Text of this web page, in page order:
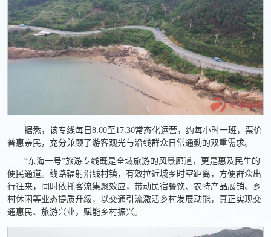
据悉，该专线每日8:00至17:30常态化运营，约每小时一班，票价
普惠亲民，充分兼顾了游客观光与沿线群众日常通勤的双重需求。
“东海一号”旅游专线既是全域旅游的风景廊道，更是惠及民生的
便民通道。线路辐射沿线村镇，有效拉近城乡时空距离，方便群众出
行往来，同时依托客流集聚效应，带动民宿餐饮、农特产品展销、乡
村休闲等业态提质升级，以交通引流激活乡村发展动能，真正实现交
通惠民、旅游兴业，赋能乡村振兴。